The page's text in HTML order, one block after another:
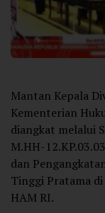
Mantan Kepala
Kementerian
diangkat melalui
M.HH-
dan
Tinggi Pratama
HAM RI.